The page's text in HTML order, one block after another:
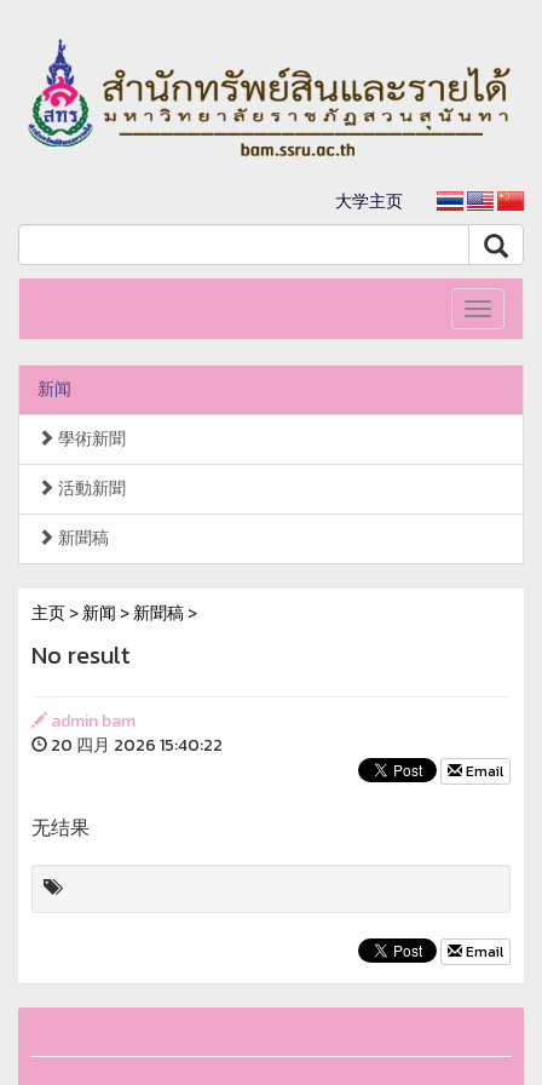
大学主页
Toggle
新闻
學術新聞
活動新聞
新聞稿
主页>新闻 >新聞稿>
No result
admin bam
20 四月 2026 15:40:22
Email
无结果
Email